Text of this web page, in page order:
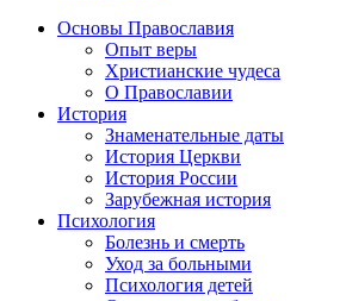
Основы Православия
Опыт веры
Христианские чудеса
О Православии
История
Знаменательные даты
История Церкви
История России
Зарубежная история
Психология
Болезнь и смерть
Уход за больными
Психология детей